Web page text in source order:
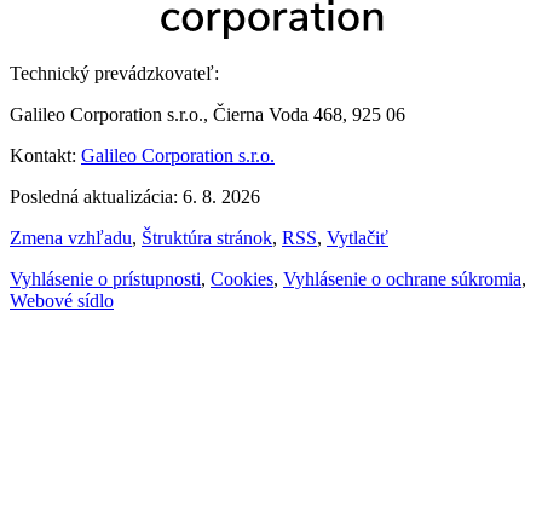
Technický prevádzkovateľ:
Galileo Corporation s.r.o., Čierna Voda 468, 925 06
Kontakt: Galileo Corporation s.r.o.
Posledná aktualizácia: 6. 8. 2026
Zmena vzhľadu, Štruktúra stránok, RSS, Vytlačiť
Vyhlásenie o prístupnosti, Cookies, Vyhlásenie o ochrane súkromia,
Webové sídlo